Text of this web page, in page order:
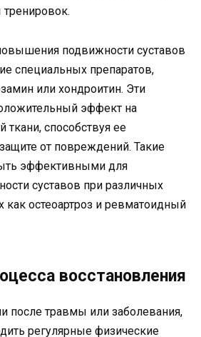
подвижности суставов
специальных препаратов,
или хондроитин. Эти
эффект на
ткани, способствуя ее
от повреждений. Такие
эффективными для
суставов при различных
как остеоартроз и ревматоидный
восстановления
после травмы или заболевания,
регулярные физические